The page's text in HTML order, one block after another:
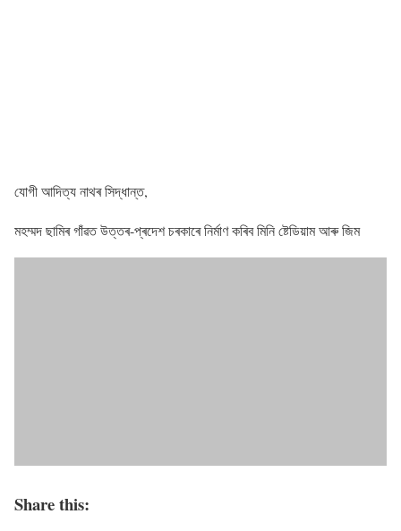
যোগী আদিত্য নাথৰ সিদ্ধান্ত,
মহম্মদ ছামিৰ গাঁৱত উত্তৰ-প্ৰদেশ চৰকাৰে নিৰ্মাণ কৰিব মিনি ষ্টেডিয়াম আৰু জিম
Share this: